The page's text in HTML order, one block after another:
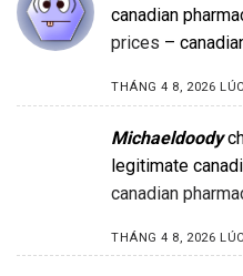
canadian
prices –
THÁNG 4 8, 2026
Michaeldoody
legitimate
canadian
THÁNG 4 8, 2026